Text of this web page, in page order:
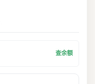
查余额